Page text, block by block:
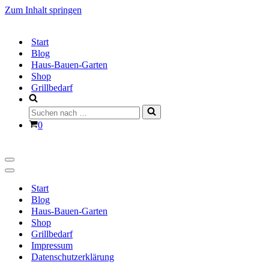
Zum Inhalt springen
Start
Blog
Haus-Bauen-Garten
Shop
Grillbedarf
Suchen
nach …
Warenkorb
0
Navigationsmenü
Navigationsmenü
Start
Blog
Haus-Bauen-Garten
Shop
Grillbedarf
Impressum
Datenschutzerklärung